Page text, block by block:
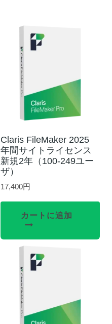
Claris FileMaker 2025
年間サイトライセンス
新規2年（100-249ユー
ザ）
17,400円
カートに追加